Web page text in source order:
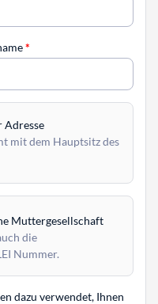
*
Adresse
mit dem Hauptsitz des
Muttergesellschaft
die
Nummer.
dazu verwendet, Ihnen